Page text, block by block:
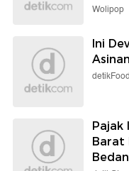
Wolipop
Ini
detikFood
Pajak
Barat